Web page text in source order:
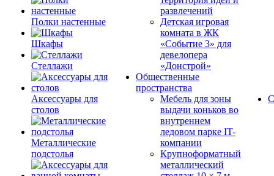
Полки настенные
Шкафы
Стеллажи
Аксессуары для
столов
Металлические
подстолья
развлечений
Детская игровая
комната в ЖК
«Событие 3» для
девелопера
«Донстрой»
Общественные
пространства
Мебель для зоны
выдачи коньков во
внутреннем
ледовом парке IT-
компании
Крупноформатный
металлический